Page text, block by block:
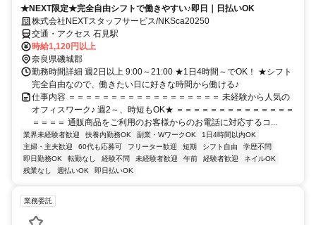
★NEXT限定★完全自由シフトで働きやすい♪即日｜日払いOK
株式会社NEXTスタッフサービス/NKSca20250
交通・アクセス 石見駅
時給1,120円以上
奈良県磯城郡
勤務時間詳細 週2日以上 9:00～21:00 ★1日4時間～でOK！ ★シフト
完全自由なので、働きたい日に好きな時間から働ける♪
仕事内容 ＝＝＝＝＝＝＝＝＝＝＝＝＝＝＝＝＝＝ 未経験から人気の
オフィスワーク♪ 週2～、時短もOK★ ＝＝＝＝＝＝＝＝＝＝＝＝＝＝
＝＝＝＝ 通販商品をご利用のお客様からのお電話に対応するコ...
業界未経験者歓迎 扶養内勤務OK 副業・WワークOK
1日4時間以内OK
主婦・主夫歓迎
60代も応募可 フリーター歓迎 短期 シフト自由
学歴不問
即日勤務OK
転勤なし 経験不問 未経験者歓迎 午前 経験者歓迎
ネイルOK
残業なし
週払いOK 即日払いOK
業務委託